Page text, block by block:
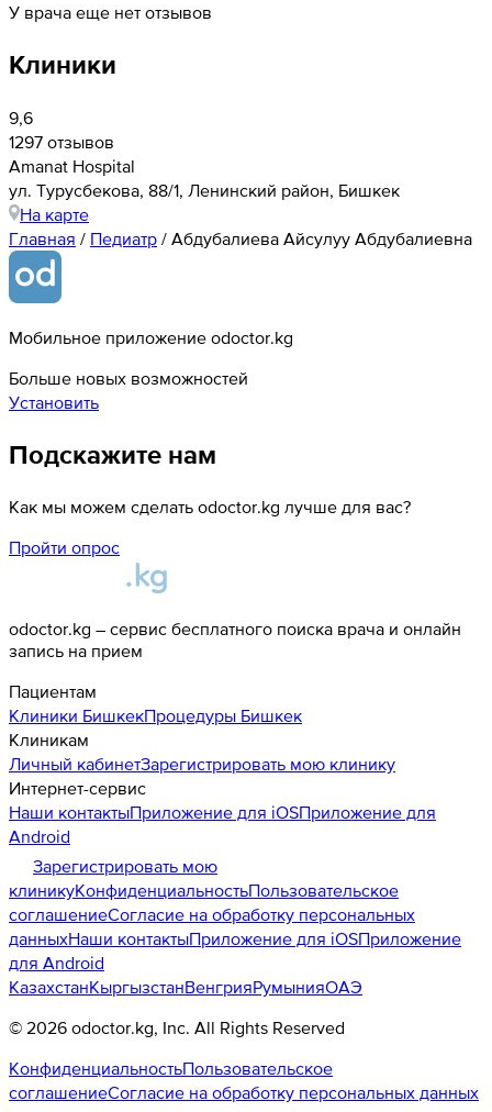
У врача еще нет отзывов
Клиники
9,6
1297 отзывов
Amanat Hospital
ул. ​Турусбекова, 88/1, Ленинский район, Бишкек
На карте
Главная / Педиатр / Абдубалиева Айсулуу Абдубалиевна
Мобильное приложение odoctor.kg
Больше новых возможностей
Установить
Подскажите нам
Как мы можем сделать odoctor.kg лучше для вас?
Пройти опрос
odoctor.kg – сервис бесплатного поиска врача и онлайн
запись на прием
Пациентам
Клиники БишкекПроцедуры Бишкек
Клиникам
Личный кабинетЗарегистрировать мою клинику
Интернет-сервис
Наши контактыПриложение для iOSПриложение для
Android
Зарегистрировать мою
клиникуКонфиденциальностьПользовательское
соглашениеСогласие на обработку персональных
данныхНаши контактыПриложение для iOSПриложение
для Android
КазахстанКыргызстанВенгрияРумынияОАЭ
© 2026 odoctor.kg, Inc. All Rights Reserved
КонфиденциальностьПользовательское
соглашениеСогласие на обработку персональных данных